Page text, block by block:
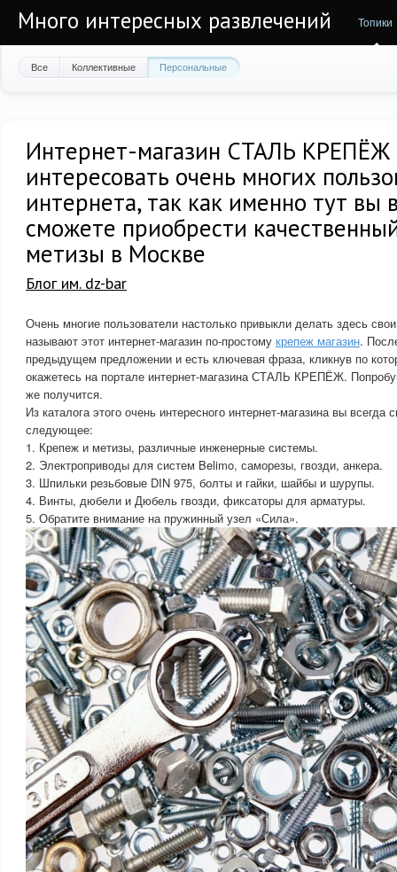
Много интересных развлечений Топики
Все Коллективные Персональные
Интернет-магазин СТАЛЬ КРЕПЁЖ
интересовать очень многих
интернета, так как именно тут вы
сможете приобрести
метизы в Москве
Блог им. dz-bar
Очень многие пользователи настолько привыкли делать здесь
называют этот интернет-магазин по-простому крепеж магазин.
предыдущем предложении и есть ключевая фраза, кликнув по
окажетесь на портале интернет-магазина СТАЛЬ КРЕПЁЖ.
же получится.
Из каталога этого очень интересного интернет-магазина вы всегда
следующее:
1. Крепеж и метизы, различные инженерные системы.
2. Электроприводы для систем Belimo, саморезы, гвозди, анкера.
3. Шпильки резьбовые DIN 975, болты и гайки, шайбы и шурупы.
4. Винты, дюбели и Дюбель гвозди, фиксаторы для арматуры.
5. Обратите внимание на пружинный узел «Сила».